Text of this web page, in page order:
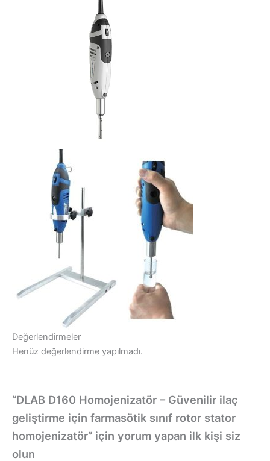
Değerlendirmeler
Henüz değerlendirme yapılmadı.
“DLAB D160 Homojenizatör – Güvenilir ilaç
geliştirme için farmasötik sınıf rotor stator
homojenizatör” için yorum yapan ilk kişi siz
olun